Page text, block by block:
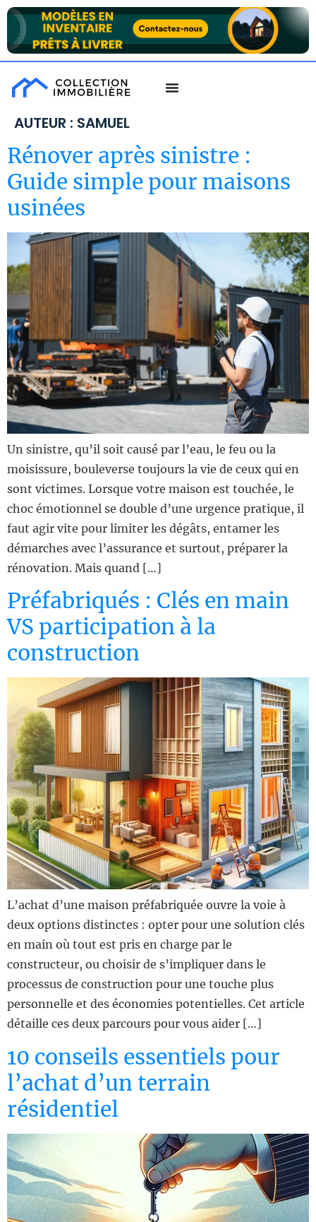
AUTEUR : SAMUEL
Rénover après sinistre :
Guide simple pour maisons
usinées
Un sinistre, qu’il soit causé par l’eau, le feu ou la
moisissure, bouleverse toujours la vie de ceux qui en
sont victimes. Lorsque votre maison est touchée, le
choc émotionnel se double d’une urgence pratique, il
faut agir vite pour limiter les dégâts, entamer les
démarches avec l’assurance et surtout, préparer la
rénovation. Mais quand […]
Préfabriqués : Clés en main
VS participation à la
construction
L’achat d’une maison préfabriquée ouvre la voie à
deux options distinctes : opter pour une solution clés
en main où tout est pris en charge par le
constructeur, ou choisir de s’impliquer dans le
processus de construction pour une touche plus
personnelle et des économies potentielles. Cet article
détaille ces deux parcours pour vous aider […]
10 conseils essentiels pour
l’achat d’un terrain
résidentiel